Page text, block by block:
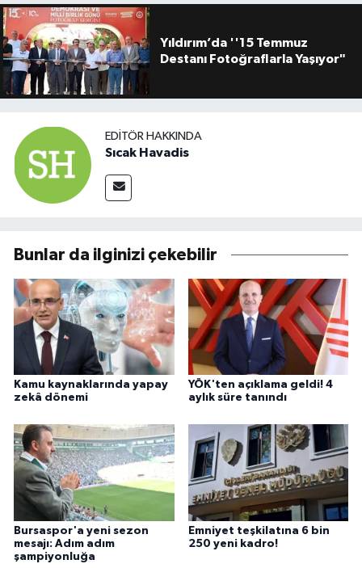
Yıldırım’da ''15 Temmuz
Destanı Fotoğraflarla Yaşıyor"
EDITÖR HAKKINDA
Sıcak Havadis
Bunlar da ilginizi çekebilir
Kamu kaynaklarında yapay
zekâ dönemi
YÖK'ten açıklama geldi! 4
aylık süre tanındı
Bursaspor'a yeni sezon
mesajı: Adım adım
şampiyonluğa
Emniyet teşkilatına 6 bin
250 yeni kadro!